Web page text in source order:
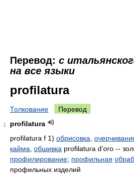
Перевод: с
на все языки
profilatura
Толкование Перевод
1
profilatura
profilatura f 1) обрисовка
кайма обшивка profilatura d'oro --
профилирование; профильная
профильных изделий